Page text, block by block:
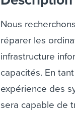
Nous
réparer les
infrastructure
capacités. En
expérience des
sera capable de